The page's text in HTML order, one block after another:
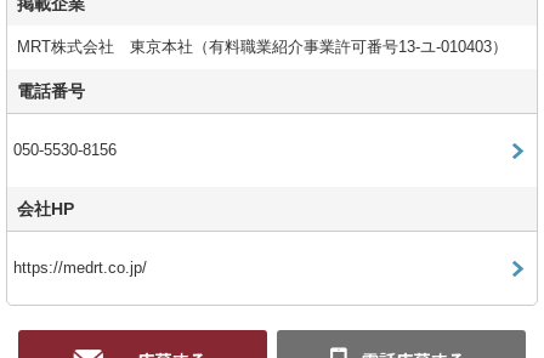
MRT株式会社 東京本社（有料職業紹介事業許可番号13-ユ-010403）
電話番号
050-5530-8156
会社HP
https://medrt.co.jp/